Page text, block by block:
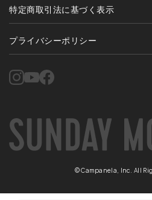
特定商取引法に基づく表示
プライバシーポリシー
©Campanela, Inc. All